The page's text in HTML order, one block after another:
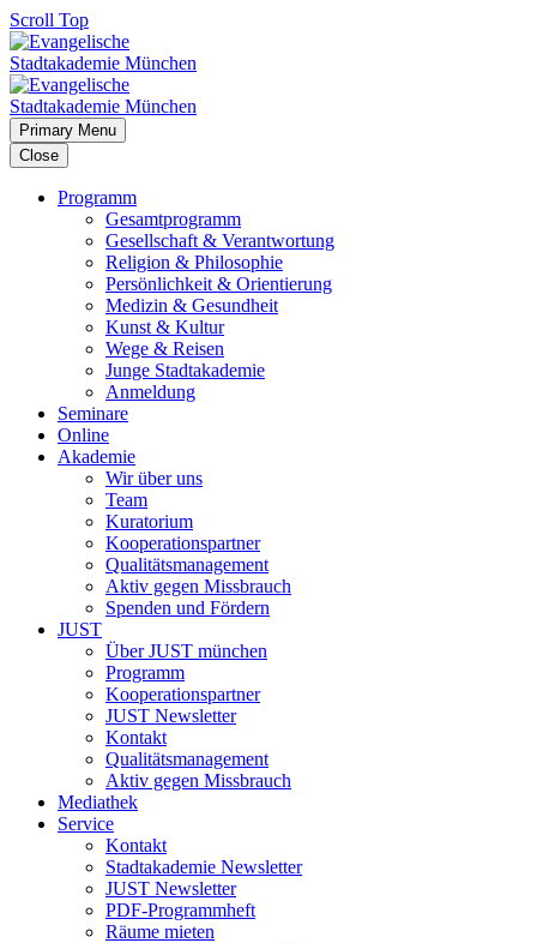
Scroll Top
Primary Menu
Close
Programm
Gesamtprogramm
Gesellschaft & Verantwortung
Religion & Philosophie
Persönlichkeit & Orientierung
Medizin & Gesundheit
Kunst & Kultur
Wege & Reisen
Junge Stadtakademie
Anmeldung
Seminare
Online
Akademie
Wir über uns
Team
Kuratorium
Kooperationspartner
Qualitätsmanagement
Aktiv gegen Missbrauch
Spenden und Fördern
JUST
Über JUST münchen
Programm
Kooperationspartner
JUST Newsletter
Kontakt
Qualitätsmanagement
Aktiv gegen Missbrauch
Mediathek
Service
Kontakt
Stadtakademie Newsletter
JUST Newsletter
PDF-Programmheft
Räume mieten